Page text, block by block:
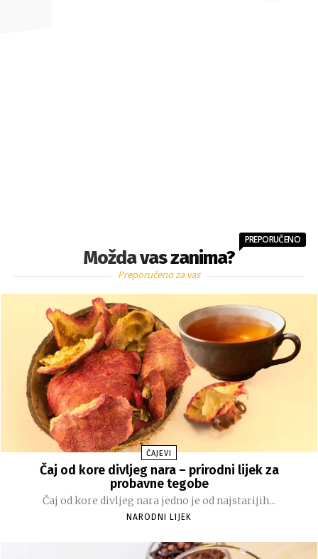
Možda vas zanima?
PREPORUČENO
Preporučeno za vas
ČAJEVI
Čaj od kore divljeg nara – prirodni lijek za
probavne tegobe
Čaj od kore divljeg nara jedno je od najstarijih...
NARODNI LIJEK